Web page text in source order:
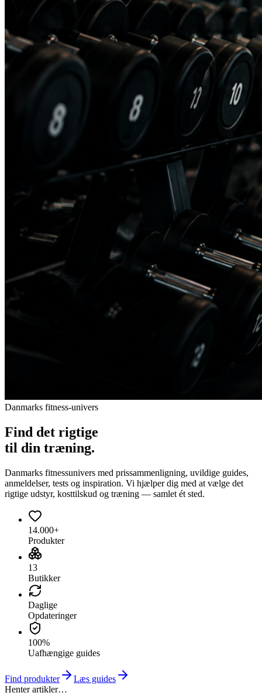
Danmarks fitness-univers
Find det rigtige
til din træning.
Danmarks fitnessunivers med prissammenligning, uvildige guides,
anmeldelser, tests og inspiration. Vi hjælper dig med at vælge det
rigtige udstyr, kosttilskud og træning — samlet ét sted.
14.000+
Produkter
13
Butikker
Daglige
Opdateringer
100%
Uafhængige guides
Find produkter
Læs guides
Henter artikler…